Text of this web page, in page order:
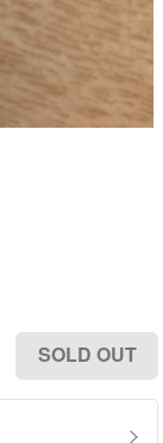
SOLD OUT